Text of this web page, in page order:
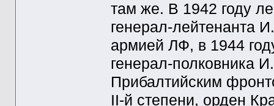
там же. В 1942 году
генерал-лейтенанта
армией ЛФ, в 1944
генерал-полковника
Прибалтийским
II-й степени, орден